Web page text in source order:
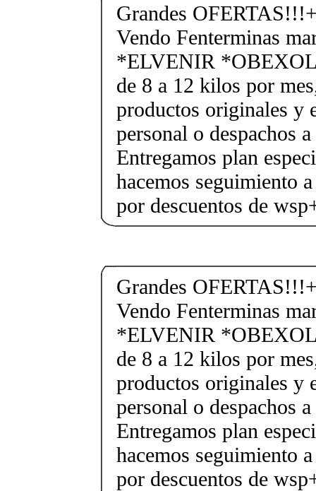
Grandes
Vendo Fenterminas
*ELVENIR
de 8 a 12 kilos por
productos originales y
personal o despachos
Entregamos plan
hacemos seguimiento
por descuentos de
Grandes
Vendo Fenterminas
*ELVENIR
de 8 a 12 kilos por
productos originales y
personal o despachos
Entregamos plan
hacemos seguimiento
por descuentos de